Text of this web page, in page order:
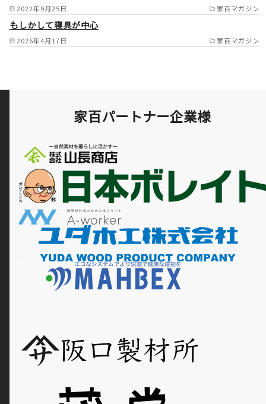
2022年9月25日 家百マガジン
2026年4月17日 家百マガジン
もしかして寝具が中心
家百パートナー企業様